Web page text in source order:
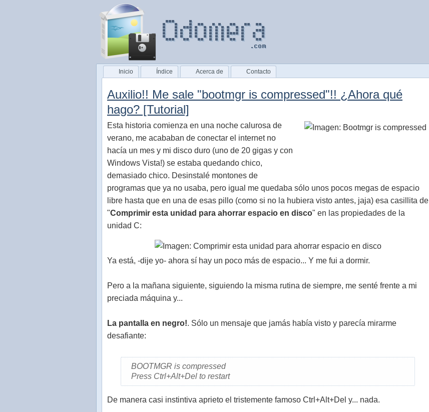
Inicio Índice Acerca de Contacto
Auxilio!! Me sale "bootmgr is compressed"!! ¿Ahora qué
hago? [Tutorial]
Esta historia comienza en una noche calurosa de
verano, me acababan de conectar el internet no
hacía un mes y mi disco duro (uno de 20 gigas y con
Windows Vista!) se estaba quedando chico,
demasiado chico. Desinstalé montones de
programas que ya no usaba, pero igual me quedaba sólo unos pocos megas de espacio
libre hasta que en una de esas pillo (como si no la hubiera visto antes, jaja) esa casillita de
"Comprimir esta unidad para ahorrar espacio en disco" en las propiedades de la
unidad C:
Ya está, -dije yo- ahora sí hay un poco más de espacio... Y me fui a dormir.
Pero a la mañana siguiente, siguiendo la misma rutina de siempre, me senté frente a mi
preciada máquina y...
La pantalla en negro!. Sólo un mensaje que jamás había visto y parecía mirarme
desafiante:
BOOTMGR is compressed
Press Ctrl+Alt+Del to restart
De manera casi instintiva aprieto el tristemente famoso Ctrl+Alt+Del y... nada.